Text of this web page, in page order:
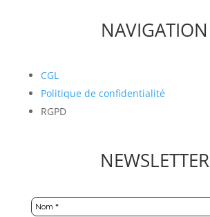
NAVIGATION
CGL
Politique de confidentialité
RGPD
NEWSLETTER